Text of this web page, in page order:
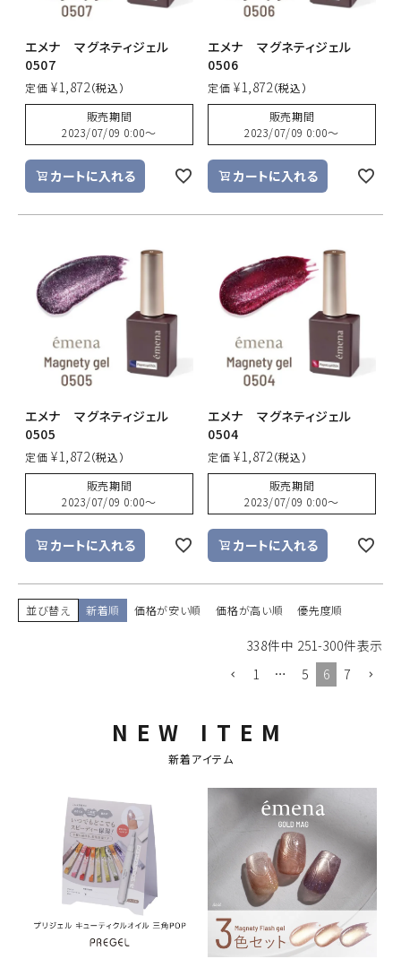
エメナ マグネティジェル
0507
定価 ¥1,872
販売期間
2023/07/09 0:00〜
カートに入れる
エメナ マグネティジェル
0506
定価 ¥1,872
販売期間
2023/07/09 0:00〜
カートに入れる
エメナ マグネティジェル
0505
定価 ¥1,872
販売期間
2023/07/09 0:00〜
カートに入れる
エメナ マグネティジェル
0504
定価 ¥1,872
販売期間
2023/07/09 0:00〜
カートに入れる
並び替え 新着順 価格が安い順 価格が高い順 優先度順
338件中 251-300件表示
1
… 5 6 7
NEW ITEM
新着アイテム